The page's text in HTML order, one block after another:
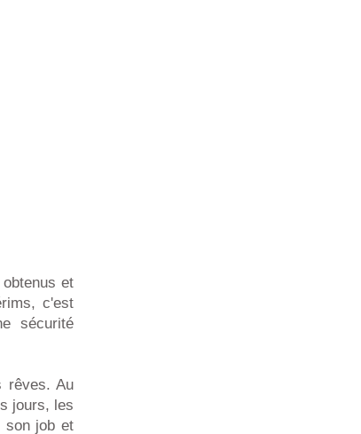
et
c'est
sécurité
rêves. Au
jours, les
son job et